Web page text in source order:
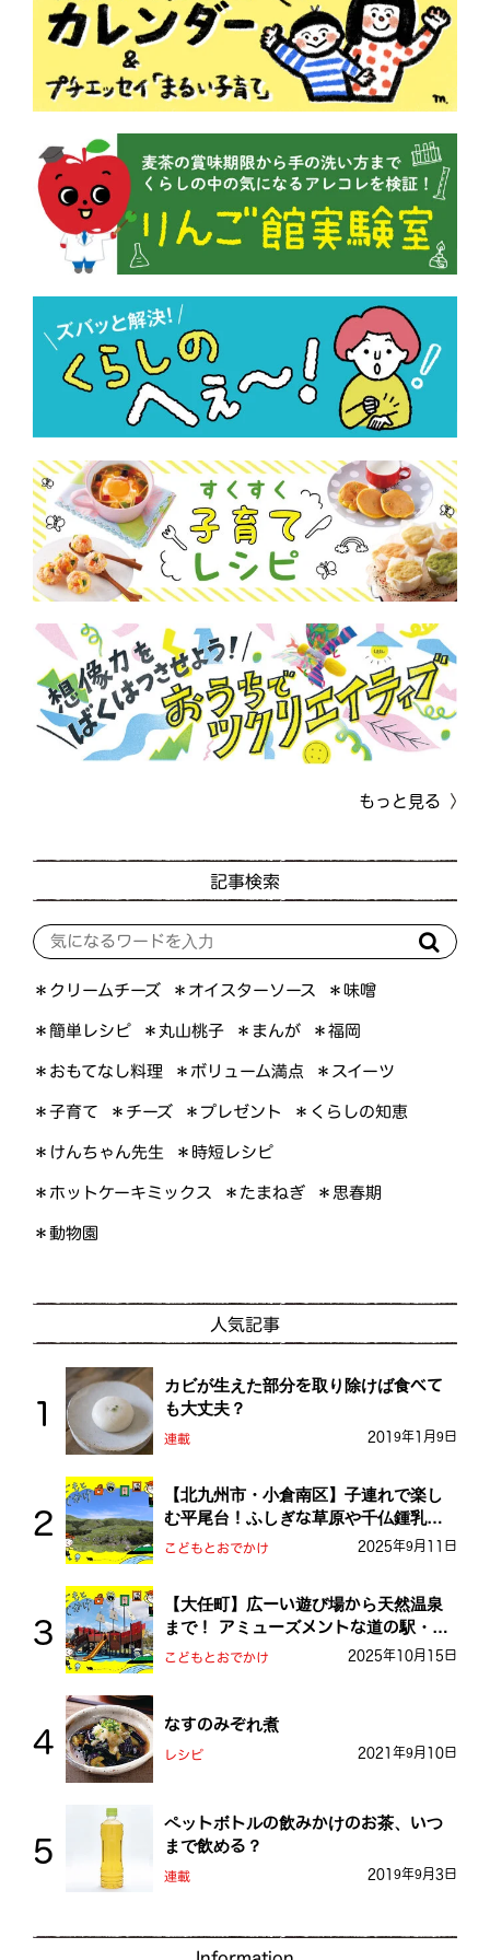
もっと見る
記事検索
＊クリームチーズ ＊オイスターソース ＊味噌
＊簡単レシピ ＊丸山桃子 ＊まんが ＊福岡
＊おもてなし料理 ＊ボリューム満点 ＊スイーツ
＊子育て ＊チーズ ＊プレゼント ＊くらしの知恵
＊けんちゃん先生 ＊時短レシピ
＊ホットケーキミックス ＊たまねぎ ＊思春期
＊動物園
人気記事
カビが生えた部分を取り除けば食べて
も大丈夫？
連載 2019年1月9日
【北九州市・小倉南区】子連れで楽し
む平尾台！ふしぎな草原や千仏鍾乳洞
を探検しよう！
こどもとおでかけ 2025年9月11日
【大任町】広ーい遊び場から天然温泉
まで！ アミューズメントな道の駅・お
おとう桜街道
こどもとおでかけ 2025年10月15日
なすのみぞれ煮
レシピ 2021年9月10日
ペットボトルの飲みかけのお茶、いつ
まで飲める？
連載 2019年9月3日